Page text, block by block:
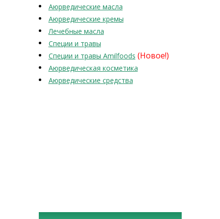
Аюрведические масла
Аюрведические кремы
Лечебные масла
Специи и травы
Специи и травы Amilfoods (Новое!)
Аюрведическая косметика
Аюрведические средства